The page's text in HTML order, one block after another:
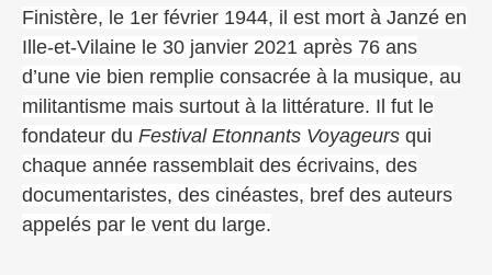
Finistère, le 1er février 1944, il est mort à Janzé en
Ille-et-Vilaine le 30 janvier 2021 après 76 ans
d’une vie bien remplie consacrée à la musique, au
militantisme mais surtout à la littérature. Il fut le
fondateur du Festival Etonnants Voyageurs qui
chaque année rassemblait des écrivains, des
documentaristes, des cinéastes, bref des auteurs
appelés par le vent du large.